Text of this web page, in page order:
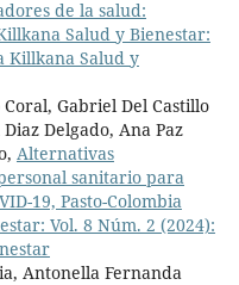
de la salud:
Salud y Bienestar:
Killkana Salud y
Gabriel Del Castillo
Delgado, Ana Paz
Alternativas
sanitario para
19, Pasto-Colombia
Vol. 8 Núm. 2 (2024):
Antonella Fernanda